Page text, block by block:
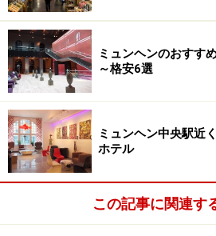
ルドタイマーショー
4/27（金）・5/4（
次のページでは、教会前の広場
董・蚤の市祭りをご紹介します。
※記事内容は執筆時点のものです。最新
い。
※海外を訪れる際には最新情報の入手に
ホームページ」を確認するなど、安全
ミュンヘンのおすす
～格安6選
ミュンヘン中央駅近
ホテル
この記事に関連す